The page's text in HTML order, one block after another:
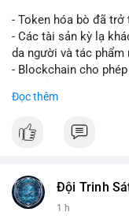
- Token hóa bò đã
- Các tài sản kỳ lạ
da người và tác phẩm
- Blockchain cho
- Câu hỏi về pháp lý,
bất thường.
$btc $eth
Đọc thêm
Đội Trinh
1 h